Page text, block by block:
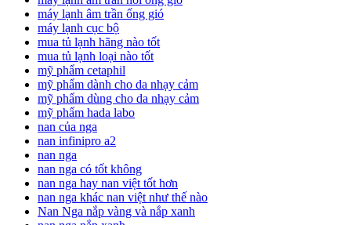
máy lạnh âm trần ống gió
máy lạnh cục bộ
mua tủ lạnh hãng nào tốt
mua tủ lạnh loại nào tốt
mỹ phẩm cetaphil
mỹ phẩm dành cho da nhạy cảm
mỹ phẩm dùng cho da nhạy cảm
mỹ phẩm hada labo
nan của nga
nan infinipro a2
nan nga
nan nga có tốt không
nan nga hay nan việt tốt hơn
nan nga khác nan việt như thế nào
Nan Nga nắp vàng và nắp xanh